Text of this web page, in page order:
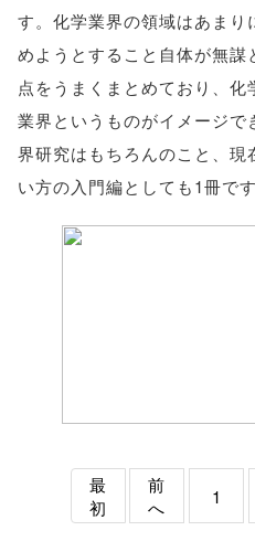
す。化学業界の領域はあまり
めようとすること自体が無
点をうまくまとめており、
業界というものがイメージ
界研究はもちろんのこと、現
い方の入門編としても1冊です
最
初
前
へ
1